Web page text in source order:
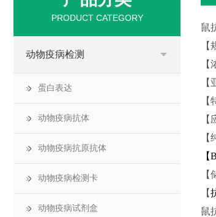
鼠
【
【
【
鼠
PRODUCT CATEGORY
动物疫病检测
蛋白表达
动物疫病抗体
动物疫病抗原抗体
动物疫病检测卡
动物疫病试剂盒